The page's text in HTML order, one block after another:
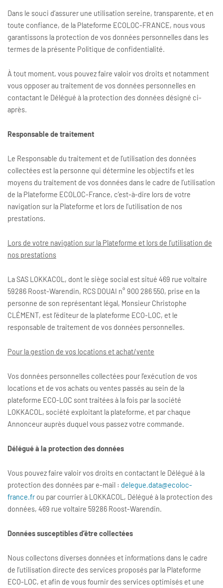
Dans le souci d’assurer une utilisation sereine, transparente, et en
toute confiance, de la Plateforme ECOLOC-FRANCE, nous vous
garantissons la protection de vos données personnelles dans les
termes de la présente Politique de confidentialité.
À tout moment, vous pouvez faire valoir vos droits et notamment
vous opposer au traitement de vos données personnelles en
contactant le Délégué à la protection des données désigné ci-
après.
Responsable de traitement
Le Responsable du traitement et de l’utilisation des données
collectées est la personne qui détermine les objectifs et les
moyens du traitement de vos données dans le cadre de l’utilisation
de la Plateforme ECOLOC-France, c’est-à-dire lors de votre
navigation sur la Plateforme et lors de l’utilisation de nos
prestations.
Lors de votre navigation sur la Plateforme et lors de l’utilisation de
nos prestations
La SAS LOKKACOL, dont le siège social est situé 469 rue voltaire
59286 Roost-Warendin, RCS DOUAI n° 900 286 550, prise en la
personne de son représentant légal, Monsieur Christophe
CLÉMENT, est l’éditeur de la plateforme ECO-LOC, et le
responsable de traitement de vos données personnelles.
Pour la gestion de vos locations et achat/vente
Vos données personnelles collectées pour l’exécution de vos
locations et de vos achats ou ventes passés au sein de la
plateforme ECO-LOC sont traitées à la fois par la société
LOKKACOL, société exploitant la plateforme, et par chaque
Annonceur auprès duquel vous passez votre commande.
Délégué à la protection des données
Vous pouvez faire valoir vos droits en contactant le Délégué à la
protection des données par e-mail : delegue.data@ecoloc-
france.fr ou par courrier à LOKKACOL, Délégué à la protection des
données, 469 rue voltaire 59286 Roost-Warendin.
Données susceptibles d’être collectées
Nous collectons diverses données et informations dans le cadre
de l’utilisation directe des services proposés par la Plateforme
ECO-LOC, et afin de vous fournir des services optimisés et une